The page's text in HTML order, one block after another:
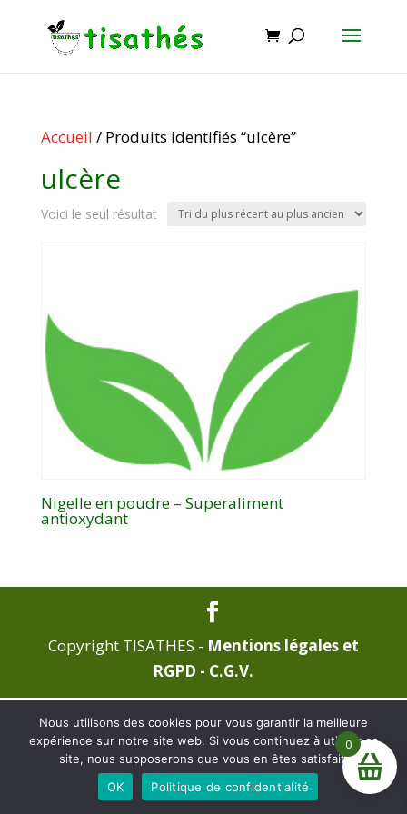
La boutique est en construction, pas de commande pour
l'instant. Merci de votre patience.Ignorer
Accueil / Produits identifiés “ulcère”
ulcère
Voici le seul résultat
Nigelle en poudre – Superaliment
antioxydant
Copyright TISATHES - Mentions légales et
RGPD - C.G.V.
0
Nous utilisons des cookies pour vous garantir la meilleure
expérience sur notre site web. Si vous continuez à utiliser ce
site, nous supposerons que vous en êtes satisfait.
OK
Politique de confidentialité